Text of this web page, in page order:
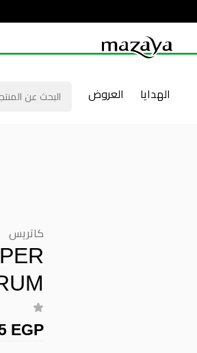
الهدايا العروض
كاتريس
EGP